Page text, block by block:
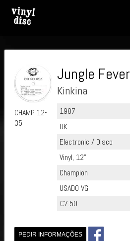
CHAMP 12-
35
Jungle Fever
Kinkina
1987
UK
Electronic / Disco
Vinyl, 12"
Champion
USADO VG
€7.50
PEDIR INFORMAÇÕES